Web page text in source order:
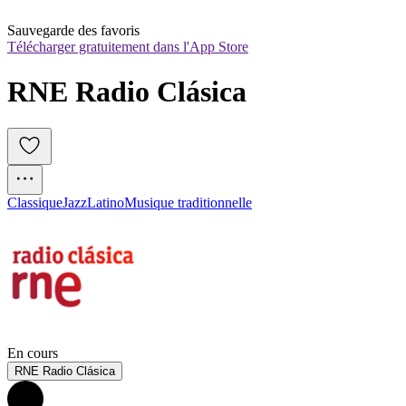
Sauvegarde des favoris
Télécharger gratuitement dans l'App Store
RNE Radio Clásica
ClassiqueJazzLatinoMusique traditionnelle
En cours
RNE Radio Clásica